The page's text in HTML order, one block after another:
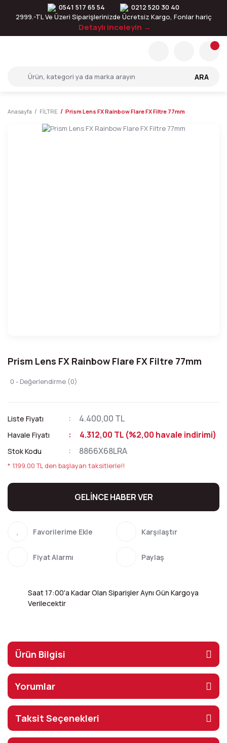
0541 517 65 54
0212 520 30 40
2999.-TL Ve Üzeri Siparişlerinizde Ücretsiz Kargo, Fonlar hariç
Detaylı inceleyin →
ARA
Anasayfa FİLTRE Prism Lens FX Rainbow Flare FX Filtre 77mm
Prism Lens FX Rainbow Flare FX Filtre 77mm
0 - Değerlendirme (0)
Liste Fiyatı 4.400,00 TL
Havale Fiyatı 4.312,00 TL (%2,00 havale indirimi)
Stok Kodu 8866X68LRA
* 1.199,00 TL den başlayan taksitlerle!!
GELİNCE HABER VER
Karşılaştır
Fiyat Alarmı Paylaş
Saat 17:00'a Kadar Olan Siparişler Aynı Gün Kargoya
Verilecektir
Ürün Bilgisi
Yorumlar
Taksit Seçenekleri